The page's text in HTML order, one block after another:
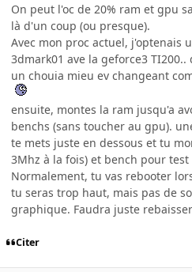
On peut l'oc de 20% ram et gpu
là d'un coup (ou presque).
Avec mon proc actuel, j'optenais
3dmark01 ave la geforce3
un chouia mieu ev changeant
ensuite, montes la ram jusqu'a
benchs (sans toucher au gpu).
te mets juste en dessous et tu
3Mhz à la fois) et bench pour
Normalement, tu vas rebooter
tu seras trop haut, mais pas de
graphique. Faudra juste
Citer